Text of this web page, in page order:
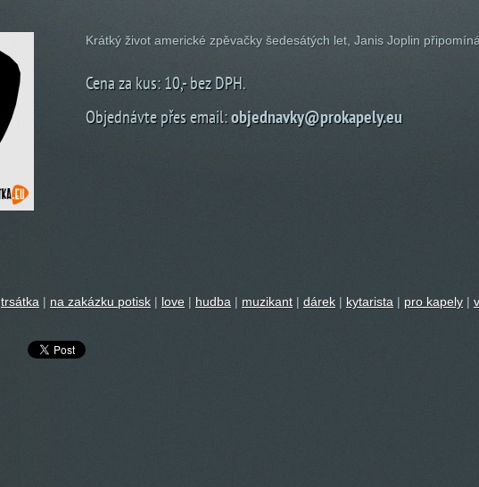
Krátký život americké zpěvačky šedesátých let, Janis Joplin
Cena za kus: 10,- bez DPH.
Objednávte přes email:objednavky@prokapely.eu
trsátka | na zakázku potisk | love | hudba | muzikant | dárek | kytarista | pro kapely |